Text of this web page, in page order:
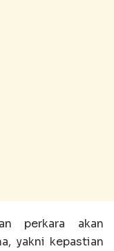
perkara akan
yakni kepastian